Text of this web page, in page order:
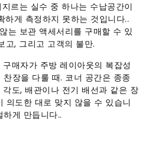
르는 실수 중 하나는 수납공간이
게 측정하지 못하는 것입니다..
는 보관 액세서리를 구매할 수 있
고, 그리고 고객의 불만.
구매자가 주방 레이아웃의 복잡성
장을 다룰 때. 코너 공간은 종종
도, 배관이나 전기 배선과 같은 장
의도한 대로 맞지 않을 수 있습니
게 만듭니다..